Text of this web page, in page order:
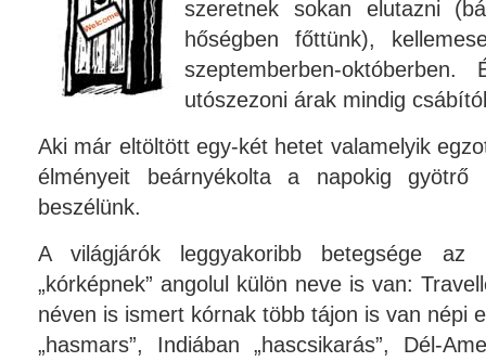
szeretnek sokan elutazni
hőségben főttünk),
szeptemberben-
utószezoni árak mindig
Aki már eltöltött egy-két hetet valamelyik
élményeit beárnyékolta a napokig
beszélünk.
A világjárók leggyakoribb betegsége az
„kórképnek” angolul külön neve is van:
néven is ismert kórnak több tájon is van népi
„hasmars”, Indiában „hascsikarás”, Dél-